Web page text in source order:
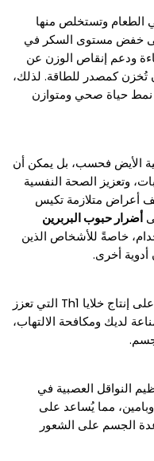
الطعام وتستخلص منها
على خفض مستوى السكر في
ودعم إنقاص الوزن عن
تُخزن كمصدر للطاقة. لذلك،
نمط حياة صحي ومتوازن
الأيض فحسب، بل يمكن أن
وتعزيز الصحة النفسية
أعراض متلازمة تكيس
أضرار حبوب البربرين
خاصةً للأشخاص الذين
أدوية أخرى.
سيساعد تناول مكملات البربرين جسمك على إنتاج خلايا Th1 التي تعزز
لديك ومكافحة الالتهاب،
النواقل العصبية في
مما يُساعد على
الجسم على الشعور